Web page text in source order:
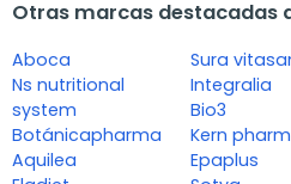
Otras marcas destacadas
Aboca
Ns nutritional
system
Botánicapharma
Aquilea
Sura
Integralia
Bio3
Kern
Epaplus